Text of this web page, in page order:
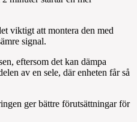
viktigt att montera den med
signal.
eftersom det kan dämpa
av en sele, där enheten får så
ger bättre förutsättningar för